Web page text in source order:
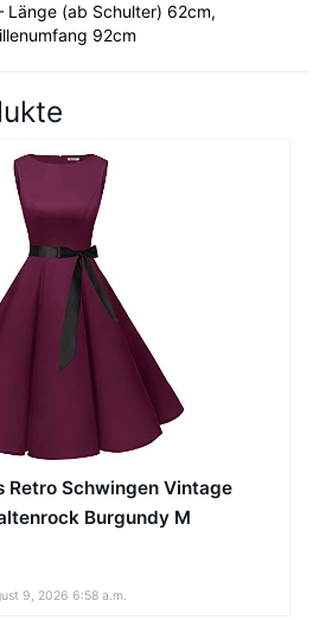
Länge (ab Schulter) 62cm,
92cm
Retro Schwingen Vintage
Burgundy M
9, 2026 6:58 a.m.